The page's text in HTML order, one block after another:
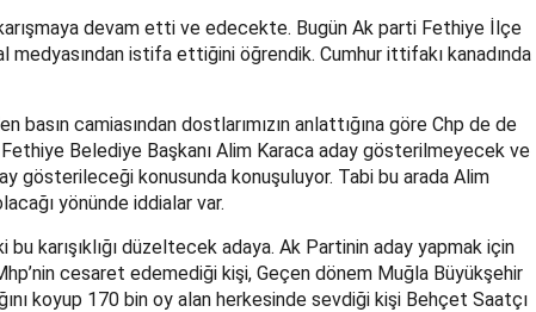
devam etti ve edecekte. Bugün Ak parti Fethiye İlçe
medyasından istifa ettiğini öğrendik. Cumhur ittifakı kanadında
basın camiasından dostlarımızın anlattığına göre Chp de de
Belediye Başkanı Alim Karaca aday gösterilmeyecek ve
gösterileceği konusunda konuşuluyor. Tabi bu arada Alim
yönünde iddialar var.
karışıklığı düzeltecek adaya. Ak Partinin aday yapmak için
cesaret edemediği kişi, Geçen dönem Muğla Büyükşehir
koyup 170 bin oy alan herkesinde sevdiği kişi Behçet Saatçı